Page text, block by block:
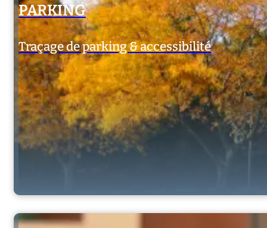
PARKING
Traçage de parking & accessibilité